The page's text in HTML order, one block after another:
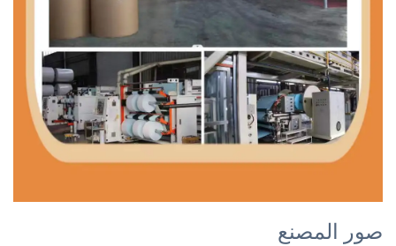
صور المصنع